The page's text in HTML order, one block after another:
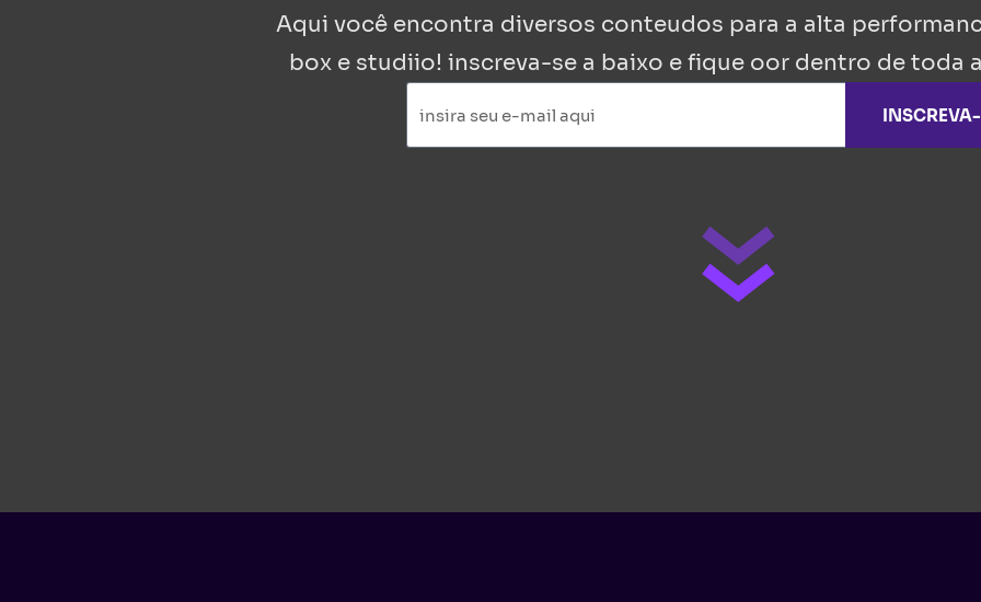
Aqui você encontra diversos conteudos para a alta
box e studiio! inscreva-se a baixo e fique oor dentro de toda